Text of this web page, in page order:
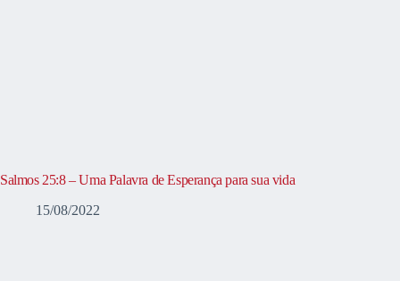
Salmos 25:8 – Uma Palavra de Esperança para sua vida
15/08/2022